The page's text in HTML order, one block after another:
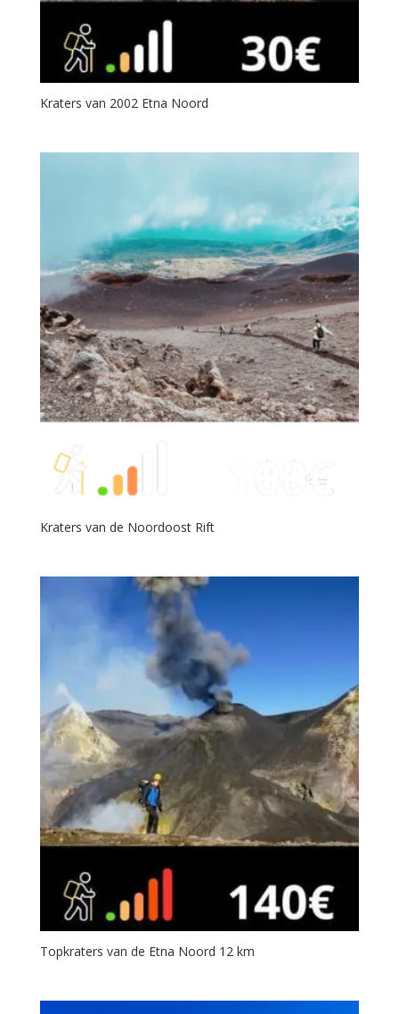
Kraters van 2002 Etna Noord
Kraters van de Noordoost Rift
Topkraters van de Etna Noord 12 km